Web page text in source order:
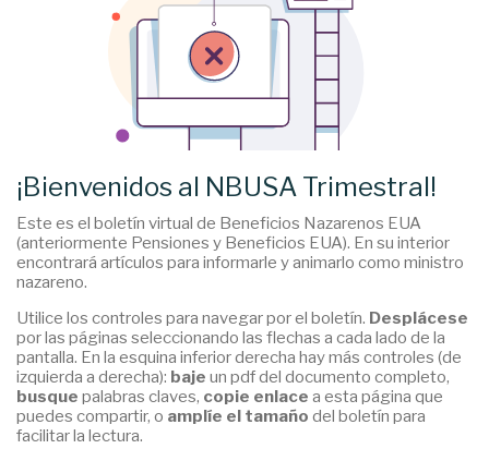
¡Bienvenidos al NBUSA Trimestral!
Este es el boletín virtual de Beneficios Nazarenos EUA
(anteriormente Pensiones y Beneficios EUA). En su interior
encontrará artículos para informarle y animarlo como ministro
nazareno.
Utilice los controles para navegar por el boletín. Desplácese
por las páginas seleccionando las flechas a cada lado de la
pantalla. En la esquina inferior derecha hay más controles (de
izquierda a derecha): baje un pdf del documento completo,
busque palabras claves, copie enlace a esta página que
puedes compartir, o amplíe el tamaño del boletín para
facilitar la lectura.